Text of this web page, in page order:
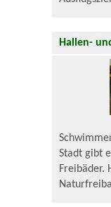
Hallen-
Stadt gibt
Freibäder.